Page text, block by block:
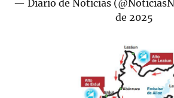
— Diario de Noticias
de 2025